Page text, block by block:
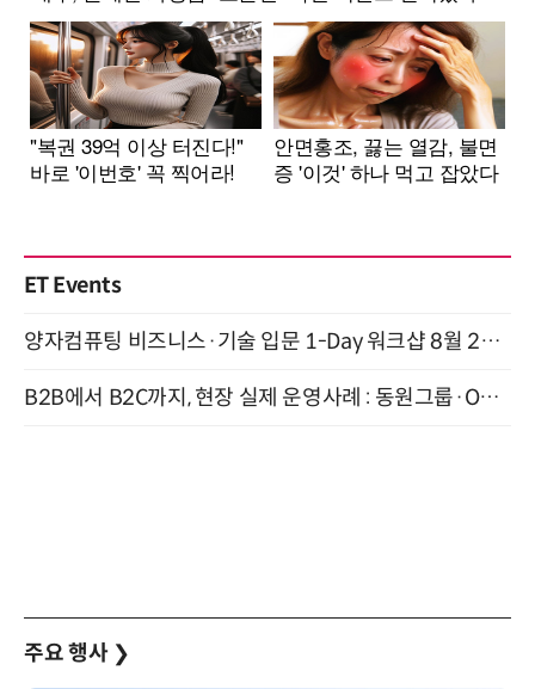
ET Events
양자컴퓨팅 비즈니스·기술 입문 1-Day 워크샵 8월 28일 개최
B2B에서 B2C까지, 현장 실제 운영사례 : 동원그룹·OCI·다이닝브랜즈그룹·당근 (8/27)
주요 행사 ❯